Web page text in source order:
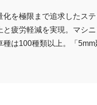
化を極限まで追求したス
と疲労軽減を実現。マシ
種は100種類以上。「